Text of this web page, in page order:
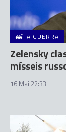
A GUERRA
Zelensky
mísseis
16 Mai 22:33